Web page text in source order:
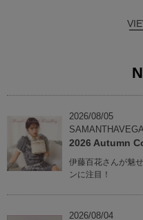
2026/08/05
SAMANTHAVEGA
2026 Autumn
伊藤百花さんが魅
ンに注目！
2026/08/04